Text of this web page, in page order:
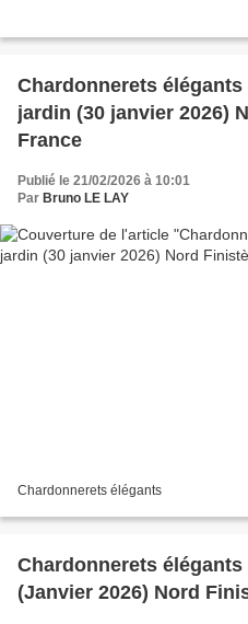
Chardonnerets
jardin (30 janvier 2026)
France
Publié le 21/02/2026 à 10:01
Par Bruno LE LAY
Chardonnerets élégants
Chardonnerets
(Janvier 2026) Nord